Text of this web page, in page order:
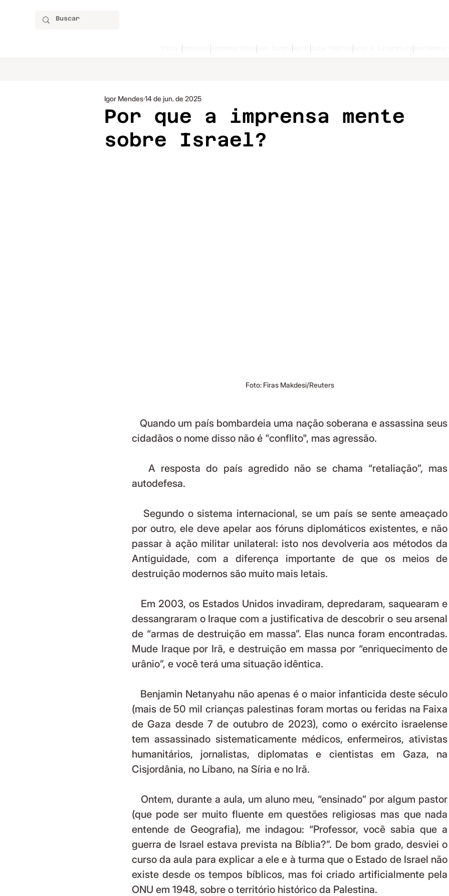
Por que a imprensa mente
sobre Israel?
Igor Mendes14 de jun. de 2025
Foto: Firas Makdesi/Reuters
cidadãos o nome disso não é "conflito", mas agressão.
   A resposta do país agredido não se chama “retaliação”, mas
autodefesa.
por outro, ele deve apelar aos fóruns diplomáticos existentes, e não
passar à ação militar unilateral: isto nos devolveria aos métodos da
Antiguidade, com a diferença importante de que os meios de
destruição modernos são muito mais letais.
dessangraram o Iraque com a justificativa de descobrir o seu arsenal
de “armas de destruição em massa”. Elas nunca foram encontradas.
Mude Iraque por Irã, e destruição em massa por “enriquecimento de
urânio”, e você terá uma situação idêntica.
(mais de 50 mil crianças palestinas foram mortas ou feridas na Faixa
de Gaza desde 7 de outubro de 2023), como o exército israelense
tem assassinado sistematicamente médicos, enfermeiros, ativistas
humanitários, jornalistas, diplomatas e cientistas em Gaza, na
Cisjordânia, no Líbano, na Síria e no Irã.
(que pode ser muito fluente em questões religiosas mas que nada
entende de Geografia), me indagou: “Professor, você sabia que a
guerra de Israel estava prevista na Bíblia?”. De bom grado, desviei o
curso da aula para explicar a ele e à turma que o Estado de Israel não
existe desde os tempos bíblicos, mas foi criado artificialmente pela
ONU em 1948, sobre o território histórico da Palestina.